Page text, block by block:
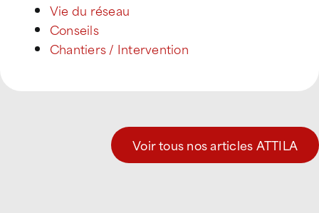
Vie du réseau
Conseils
Chantiers / Intervention
Voir tous nos articles ATTILA